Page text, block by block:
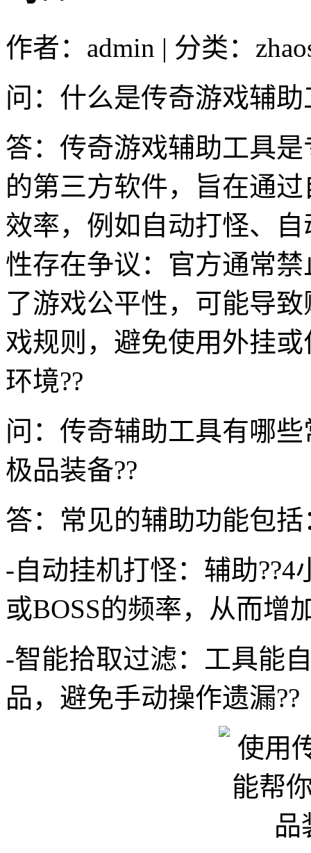
作者：admin | 分类：
问：什么是传奇游戏辅
答：传奇游戏辅助工具
的第三方软件，旨在通
效率，例如自动打怪、
性存在争议：官方通常
了游戏公平性，可能导
戏规则，避免使用外挂
环境??
问：传奇辅助工具有哪
极品装备??
答：常见的辅助功能包括
-自动挂机打怪：辅助
或BOSS的频率，从而增
-智能拾取过滤：工具能
品，避免手动操作遗漏??